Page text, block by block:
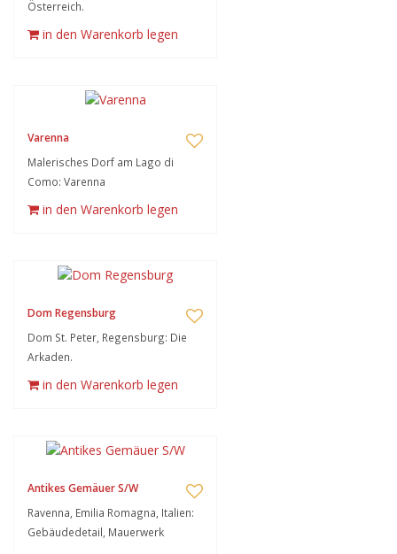
Österreich.
in den Warenkorb legen
Varenna
Malerisches Dorf am Lago di
Como: Varenna
in den Warenkorb legen
Dom Regensburg
Dom St. Peter, Regensburg: Die
Arkaden.
in den Warenkorb legen
Antikes Gemäuer S/W
Ravenna, Emilia Romagna, Italien:
Gebäudedetail, Mauerwerk